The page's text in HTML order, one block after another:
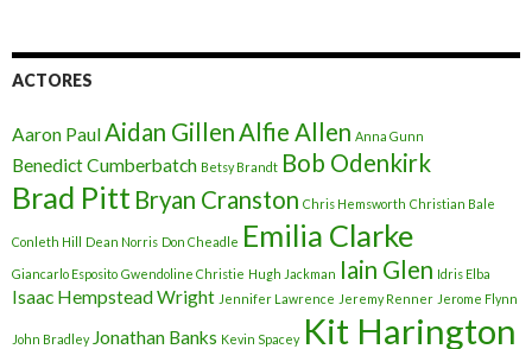
ACTORES
Aaron PaulAidan GillenAlfie Allen Anna Gunn
Benedict Cumberbatch Betsy Brandt Bob Odenkirk
Brad Pitt Bryan Cranston Chris Hemsworth Christian Bale
Conleth Hill Dean Norris Don Cheadle Emilia Clarke
Giancarlo Esposito Gwendoline Christie Hugh Jackman Iain Glen Idris Elba
Isaac Hempstead Wright Jennifer Lawrence Jeremy Renner Jerome Flynn
John Bradley Jonathan Banks Kevin Spacey Kit Harington